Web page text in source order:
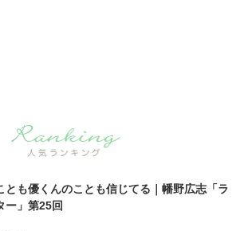
とも優くんのことも信じてる｜幡野広志「ラ
ー」第25回